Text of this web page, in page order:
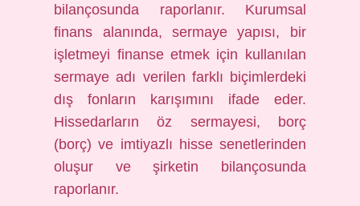
bilançosunda raporlanır. Kurumsal
finans alanında, sermaye yapısı, bir
işletmeyi finanse etmek için kullanılan
sermaye adı verilen farklı biçimlerdeki
dış fonların karışımını ifade eder.
Hissedarların öz sermayesi, borç
(borç) ve imtiyazlı hisse senetlerinden
oluşur ve şirketin bilançosunda
raporlanır.